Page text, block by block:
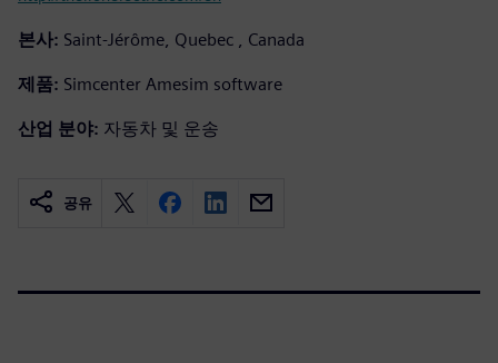
본사: Saint-Jérôme, Quebec , Canada
제품: Simcenter Amesim software
산업 분야: 자동차 및 운송
공유